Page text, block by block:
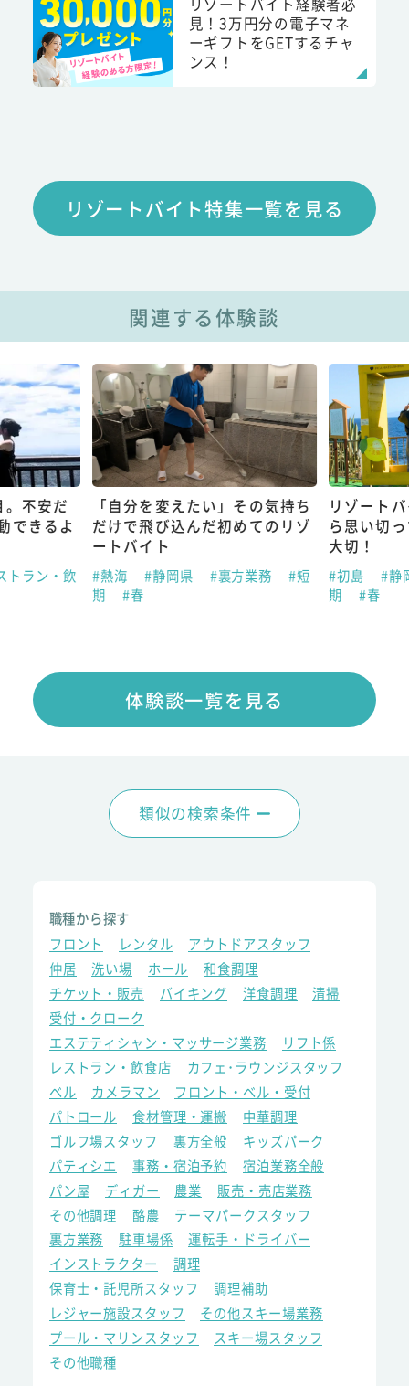
見！3万円分の電子マネ
ーギフトをGETするチャ
ンス！
リゾートバイト特集一覧を見る
関連する体験談
不安だ
できるよ
トラン・飲
「自分を変えたい」その気持ち
だけで飛び込んだ初めてのリゾ
ートバイト
#熱海 #静岡県 #裏方業務
#短
期
#春
リゾート
ら思い切
大切！
#初島
#静
期
#春
体験談一覧を見る
類似の検索条件
職種から探す
フロント
レンタル
アウトドアスタッフ
仲居
洗い場 ホール
和食調理
チケット・販売
バイキング 洋食調理
清掃
受付・クローク
エステティシャン・マッサージ業務
リフト係
レストラン・飲食店
カフェ･ラウンジスタッフ
ベル
カメラマン
フロント・ベル・受付
パトロール
食材管理・運搬
中華調理
ゴルフ場スタッフ
裏方全般
キッズパーク
パティシエ
事務・宿泊予約
宿泊業務全般
パン屋
ディガー 農業
販売・売店業務
その他調理
酪農
テーマパークスタッフ
裏方業務
駐車場係
運転手・ドライバー
インストラクター
調理
保育士・託児所スタッフ
調理補助
レジャー施設スタッフ
その他スキー場業務
プール・マリンスタッフ
スキー場スタッフ
その他職種